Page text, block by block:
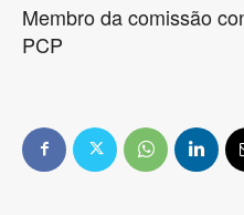
Membro da comissão
PCP